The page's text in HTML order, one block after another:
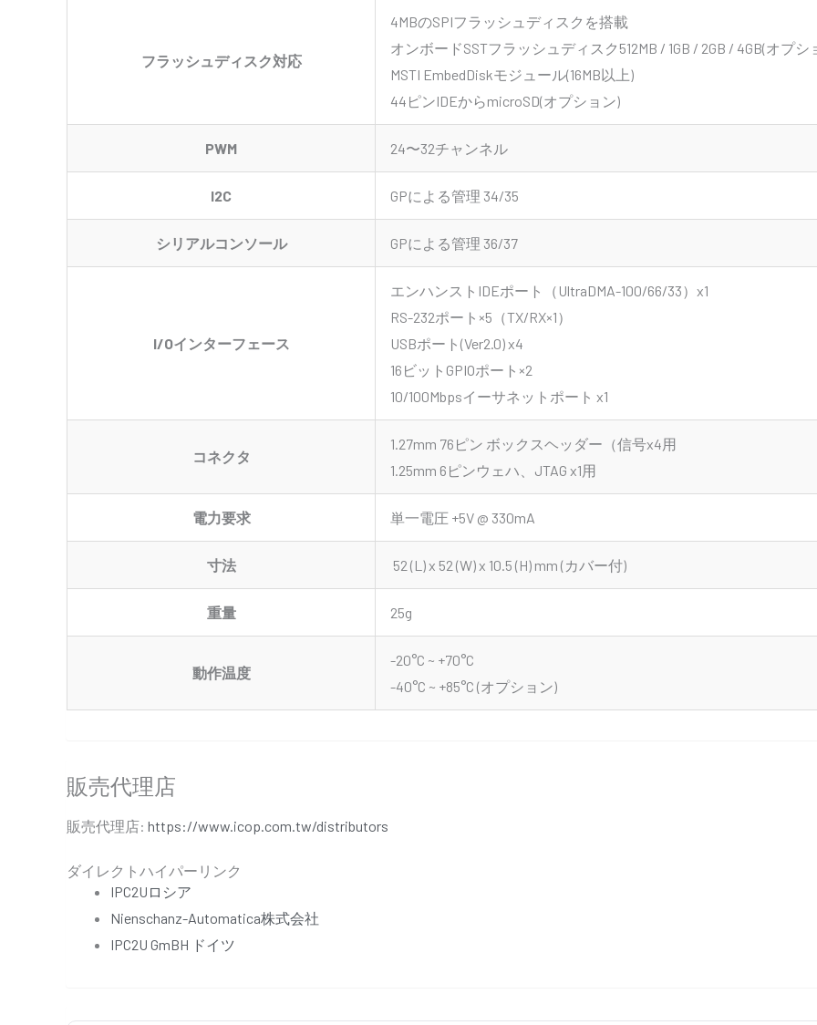
フラッシュディスク対応
4MBのSPIフラッシュディスクを搭載
オンボードSSTフラッシュディスク512MB / 1GB / 2GB / 4GB(オプシ
MSTI EmbedDiskモジュール(16MB以上)
44ピンIDEからmicroSD(オプション)
PWM 24〜32チャンネル
I2C GPによる管理 34/35
シリアルコンソール GPによる管理 36/37
I/Oインターフェース
エンハンストIDEポート（UltraDMA-100/66/33）x1
RS-232ポート×5（TX/RX×1）
USBポート(Ver2.0) x4
16ビットGPIOポート×2
10/100Mbpsイーサネットポート x1
コネクタ
1.27mm 76ピン ボックスヘッダー（信号x4用
1.25mm 6ピンウェハ、JTAG x1用
電力要求 単一電圧 +5V @ 330mA
寸法 52 (L) x 52 (W) x 10.5 (H) mm (カバー付)
重量 25g
動作温度
-20°C ~ +70°C
-40°C ~ +85°C (オプション)
販売代理店
販売代理店: https://www.icop.com.tw/distributors
ダイレクトハイパーリンク
IPC2Uロシア
Nienschanz-Automatica株式会社
IPC2U GmBH ドイツ